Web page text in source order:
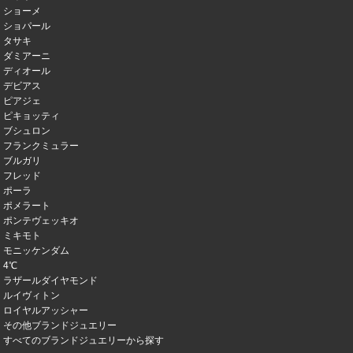
ショーメ
ショパール
タサキ
ダミアーニ
ディオール
デビアス
ピアジェ
ピキョッティ
ブシュロン
フランクミュラー
ブルガリ
フレッド
ポーラ
ポメラート
ポンテヴェッキオ
ミキモト
モニッケンダム
4℃
ラザールダイヤモンド
ルイヴィトン
ロイヤルアッシャー
その他ブランドジュエリー
すべてのブランドジュエリーから探す